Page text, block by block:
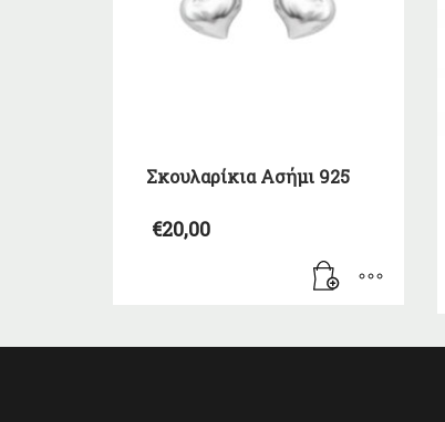
Σκουλαρίκια Ασήμι 925
€20,00